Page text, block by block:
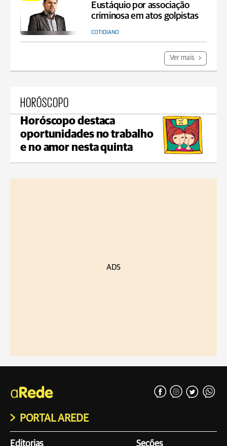
Eustáquio por associação
criminosa em atos golpistas
COTIDIANO
Ver mais
HORÓSCOPO
Horóscopo destaca
oportunidades no trabalho
e no amor nesta quinta
ADS
PORTAL AREDE
Editorias Seções